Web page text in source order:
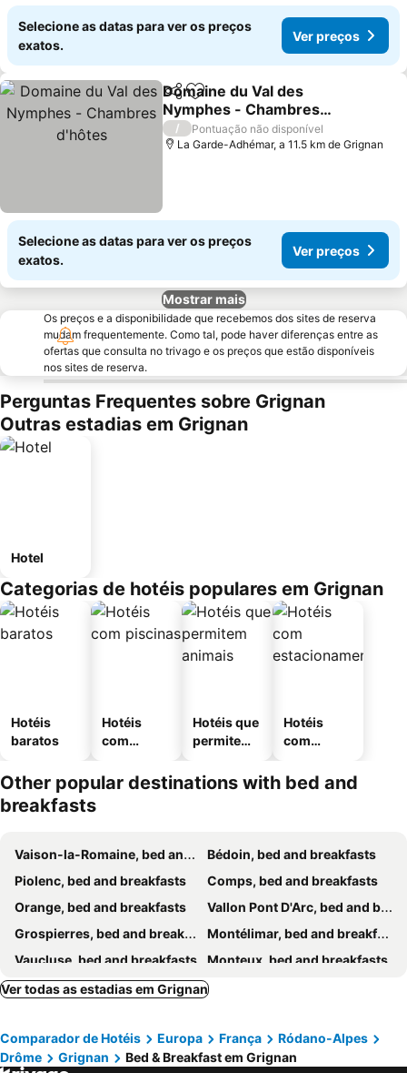
Selecione as datas para ver os preços
exatos.
Ver preços
PartilharAdicionar aos favoritos
Domaine du Val des
Nymphes - Chambres
d'hôtes
Ver preços
/
Pontuação não disponível
La Garde-Adhémar, a 11.5 km de Grignan
Selecione as datas para ver os preços
exatos.
Ver preços
Mostrar mais
Os preços e a disponibilidade que recebemos dos sites de reserva
mudam frequentemente. Como tal, pode haver diferenças entre as
ofertas que consulta no trivago e os preços que estão disponíveis
nos sites de reserva.
Perguntas Frequentes sobre Grignan
Outras estadias em Grignan
Hotel
Categorias de hotéis populares em Grignan
Hotéis
baratos
Hotéis
com
Hotéis que
permitem
Hotéis
com
mento
Other popular destinations with bed and
breakfasts
Vaison-la-Romaine, bed and breakfasts
Bédoin, bed and breakfasts
Piolenc, bed and breakfasts
Comps, bed and breakfasts
Orange, bed and breakfasts
Vallon Pont D'Arc, bed and breakfasts
Grospierres, bed and breakfasts
Montélimar, bed and breakfasts
Vaucluse, bed and breakfasts
Monteux, bed and breakfasts
Carpentras, bed and breakfasts
Barjac, bed and breakfasts
Pernes-les-Fontaines, bed and breakfasts
Nyons, bed and breakfasts
Viviers, bed and breakfasts
Mazan, bed and breakfasts
Ver todas as estadias em Grignan
Comparador de Hotéis Europa França
Ródano-Alpes
Drôme
Grignan Bed & Breakfast em Grignan